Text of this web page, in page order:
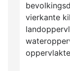
vierkante